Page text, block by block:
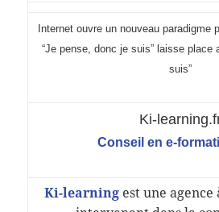
Internet ouvre un nouveau paradigme
“Je pense, donc je suis” laisse place
suis”
Ki-
Conseil en e-
Ki-learningest une